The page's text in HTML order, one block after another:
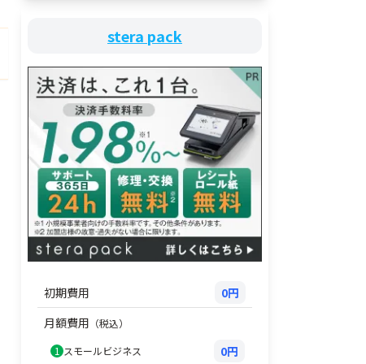
入金サイクル 対応決済
月1回〜6回
クレジットカー
ド/電子マネ
ー/QRコード
即時入金
クレジットカー
ド/電子マネ
ー/QRコード
Visa、Mastercard、JCB
UnionPay（銀聯）
即時入金
stera pack
初期費用
0円
月額費用 （税込）
1 スモールビジネス 0円